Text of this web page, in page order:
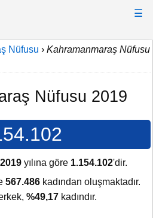
☰
Nüfusu › Kahramanmaraş Nüfusu
Nüfusu 2019
yılına göre 1.154.102'dir.
567.486 kadından oluşmaktadır.
%49,17 kadındır.